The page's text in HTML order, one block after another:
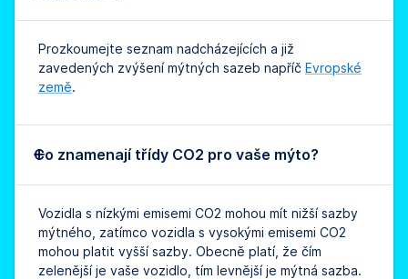
Prozkoumejte seznam nadcházejících a již
zavedených zvýšení mýtných sazeb napříč Evropské
země.
Co znamenají třídy CO2 pro vaše mýto?
Vozidla s nízkými emisemi CO2 mohou mít nižší sazby
mýtného, zatímco vozidla s vysokými emisemi CO2
mohou platit vyšší sazby. Obecně platí, že čím
zelenější je vaše vozidlo, tím levnější je mýtná sazba.